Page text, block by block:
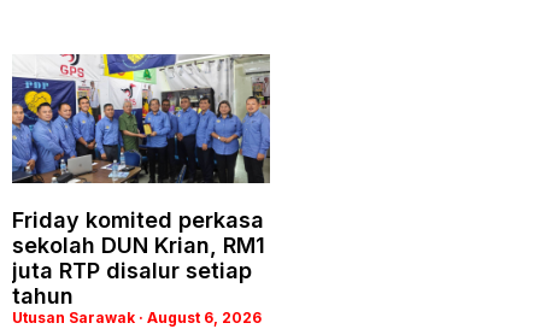
Friday komited perkasa
sekolah DUN Krian, RM1
juta RTP disalur setiap
tahun
Utusan Sarawak August 6, 2026